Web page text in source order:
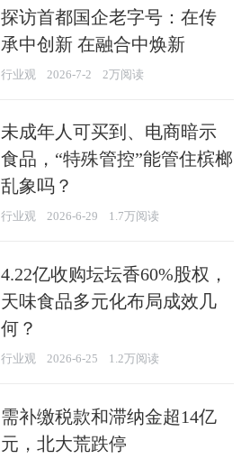
探访首都国企老字号：在传
承中创新 在融合中焕新
行业观 2026-7-2 2万阅读
未成年人可买到、电商暗示
食品，“特殊管控”能管住槟榔
乱象吗？
行业观 2026-6-29 1.7万阅读
4.22亿收购坛坛香60%股权，
天味食品多元化布局成效几
何？
行业观 2026-6-25 1.2万阅读
需补缴税款和滞纳金超14亿
元，北大荒跌停